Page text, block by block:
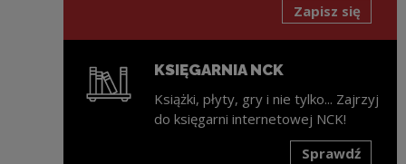
Zapisz się
KSIĘGARNIA NCK
Książki, płyty, gry i nie tylko... Zajrzyj
do księgarni internetowej NCK!
Sprawdź